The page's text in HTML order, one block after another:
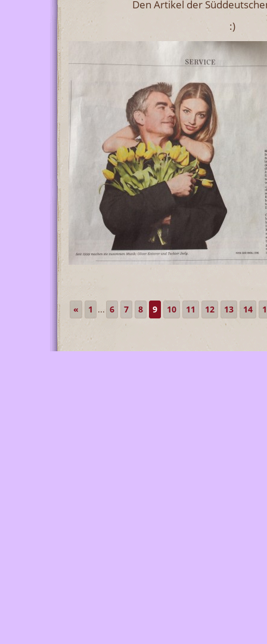
Den Artikel der
:)
« 1 ... 6 7 8 9 10 11 12 13 14